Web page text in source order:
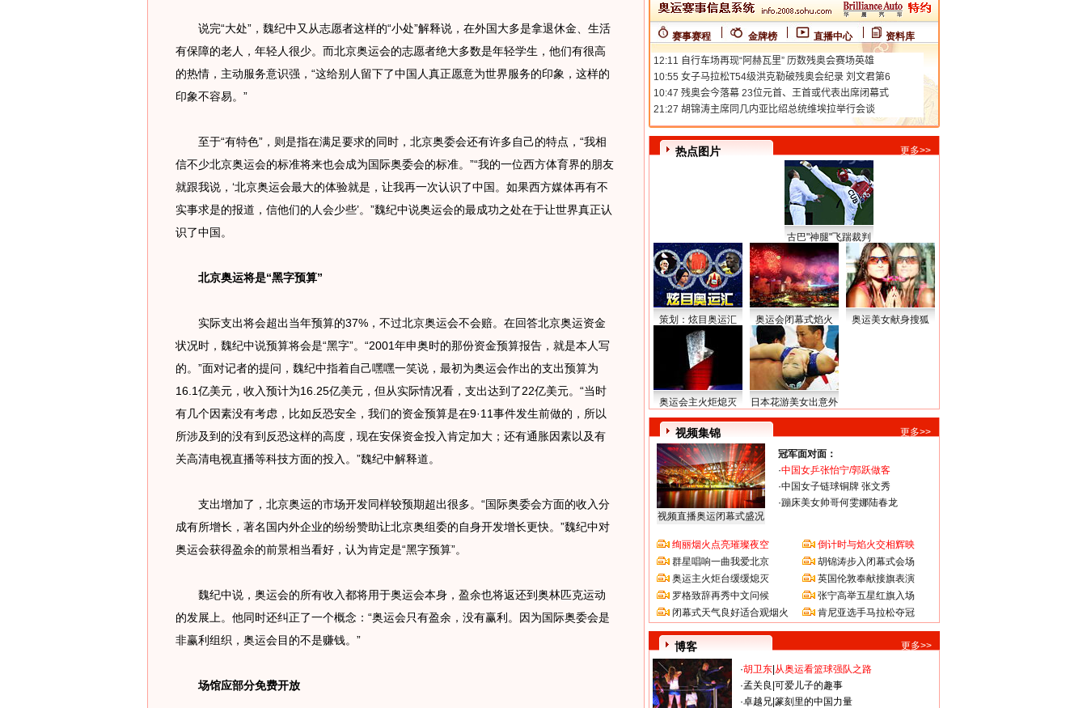
说完“大处”，魏纪中又从志愿者这样的“小处”解释说，在外国大多是拿退休金、生活
有保障的老人，年轻人很少。而北京奥运会的志愿者绝大多数是年轻学生，他们有很高
的热情，主动服务意识强，“这给别人留下了中国人真正愿意为世界服务的印象，这样的
印象不容易。”
至于“有特色”，则是指在满足要求的同时，北京奥委会还有许多自己的特点，“我相
信不少北京奥运会的标准将来也会成为国际奥委会的标准。”“我的一位西方体育界的朋友
就跟我说，‘北京奥运会最大的体验就是，让我再一次认识了中国。如果西方媒体再有不
实事求是的报道，信他们的人会少些’。”魏纪中说奥运会的最成功之处在于让世界真正认
识了中国。
北京奥运将是“黑字预算”
实际支出将会超出当年预算的37%，不过北京奥运会不会赔。在回答北京奥运资金
状况时，魏纪中说预算将会是“黑字”。“2001年申奥时的那份资金预算报告，就是本人写
的。”面对记者的提问，魏纪中指着自己嘿嘿一笑说，最初为奥运会作出的支出预算为
16.1亿美元，收入预计为16.25亿美元，但从实际情况看，支出达到了22亿美元。“当时
有几个因素没有考虑，比如反恐安全，我们的资金预算是在9·11事件发生前做的，所以
所涉及到的没有到反恐这样的高度，现在安保资金投入肯定加大；还有通胀因素以及有
关高清电视直播等科技方面的投入。”魏纪中解释道。
支出增加了，北京奥运的市场开发同样较预期超出很多。“国际奥委会方面的收入分
成有所增长，著名国内外企业的纷纷赞助让北京奥组委的自身开发增长更快。”魏纪中对
奥运会获得盈余的前景相当看好，认为肯定是“黑字预算”。
魏纪中说，奥运会的所有收入都将用于奥运会本身，盈余也将返还到奥林匹克运动
的发展上。他同时还纠正了一个概念：“奥运会只有盈余，没有赢利。因为国际奥委会是
非赢利组织，奥运会目的不是赚钱。”
场馆应部分免费开放
赛事赛程 金牌榜 直播中心 资料库
热点图片 更多>>
古巴"神腿"飞踹裁判
策划：炫目奥运汇 奥运会闭幕式焰火 奥运美女献身搜狐
奥运会主火炬熄灭 日本花游美女出意外
视频集锦 更多>>
视频直播奥运闭幕式盛况
冠军面对面：
·中国女乒张怡宁/郭跃做客
·中国女子链球铜牌 张文秀
·蹦床美女帅哥何雯娜陆春龙
绚丽烟火点亮璀璨夜空
群星唱响一曲我爱北京
奥运主火炬台缓缓熄灭
罗格致辞再秀中文问候
闭幕式天气良好适合观烟火
倒计时与焰火交相辉映
胡锦涛步入闭幕式会场
英国伦敦奉献接旗表演
张宁高举五星红旗入场
肯尼亚选手马拉松夺冠
博客 更多>>
·胡卫东 从奥运看篮球强队之路
·孟关良 可爱儿子的趣事
·卓越兄 篆刻里的中国力量